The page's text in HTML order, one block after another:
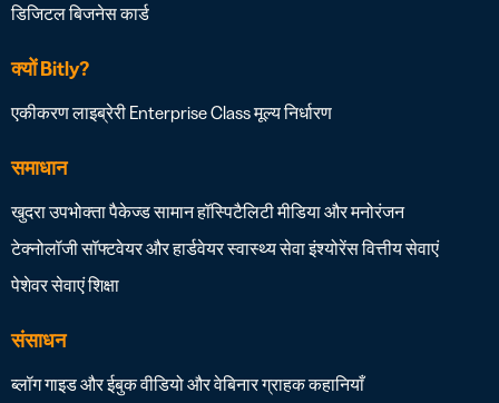
डिजिटल बिजनेस कार्ड
क्यों Bitly?
एकीकरण लाइब्रेरी Enterprise Classमूल्य निर्धारण
समाधान
खुदराउपभोक्ता पैकेज्ड सामानहॉस्पिटैलिटीमीडिया और मनोरंजन
टेक्नोलॉजी सॉफ्टवेयर और हार्डवेयरस्वास्थ्य सेवाइंश्योरेंसवित्तीय सेवाएं
पेशेवर सेवाएंशिक्षा
संसाधन
ब्लॉगगाइड और ईबुकवीडियो और वेबिनारग्राहक कहानियाँ